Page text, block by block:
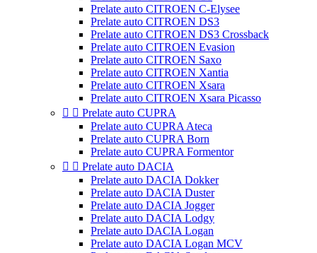
Prelate auto CITROEN C-Elysee
Prelate auto CITROEN DS3
Prelate auto CITROEN DS3 Crossback
Prelate auto CITROEN Evasion
Prelate auto CITROEN Saxo
Prelate auto CITROEN Xantia
Prelate auto CITROEN Xsara
Prelate auto CITROEN Xsara Picasso
  Prelate auto CUPRA
Prelate auto CUPRA Ateca
Prelate auto CUPRA Born
Prelate auto CUPRA Formentor
  Prelate auto DACIA
Prelate auto DACIA Dokker
Prelate auto DACIA Duster
Prelate auto DACIA Jogger
Prelate auto DACIA Lodgy
Prelate auto DACIA Logan
Prelate auto DACIA Logan MCV